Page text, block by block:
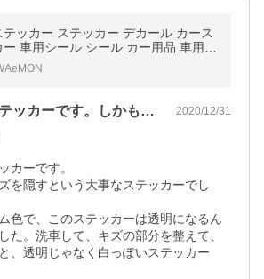
テッカー ステッカー デカール カース
ー 車用シール シール カー用品 車用品
ィングシール 車ステッカー ボディス
全車ス
初めてのカーステッカーです。しかも、新… 2020/12/31
カーです。
を隠すという大事なステッカーでし
色で、このステッカーは透明になるん
た。洗車して、キズの部分を整えて、
、透明じゃなく白っぽいステッカー